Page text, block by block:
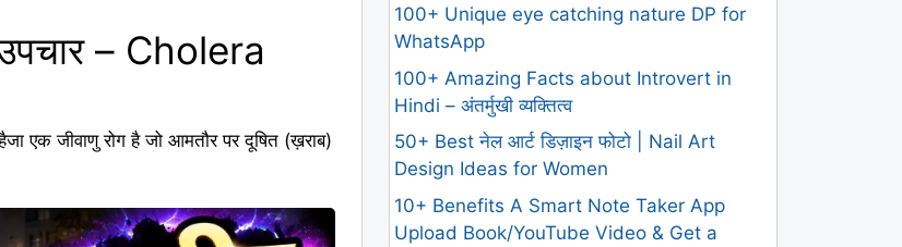
– Cholera
एक जीवाणु रोग है जो आमतौर पर दूषित (ख़राब)
100+ Unique eye catching nature DP for
WhatsApp
100+ Amazing Facts about Introvert in
Hindi – अंतर्मुखी व्यक्तित्व
50+ Best नेल आर्ट डिज़ाइन फोटो | Nail Art
Design Ideas for Women
10+ Benefits A Smart Note Taker App
Upload Book/YouTube Video & Get a